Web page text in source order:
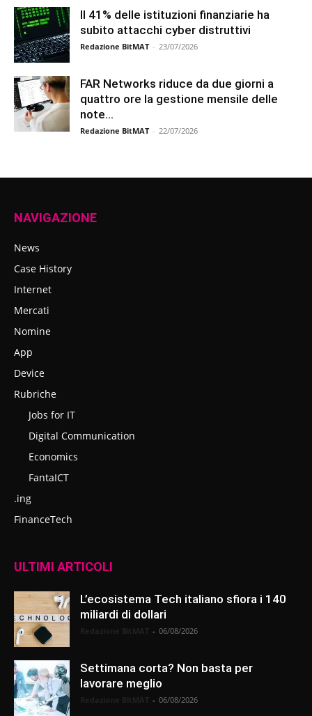
Il 41% delle istituzioni finanziarie ha
subito attacchi cyber distruttivi
Redazione BitMAT - 23/07/2026
FAR Networks riduce da due giorni a
quattro ore la gestione mensile delle
note...
Redazione BitMAT - 22/07/2026
NAVIGAZIONE
News
Case History
Internet
Mercati
Nomine
App
Device
Rubriche
Jobs for IT
Digital Communication
Economics
FantaICT
.ing
FinanceTech
ULTIMI ARTICOLI
L’ecosistema Tech italiano sfiora i 140
miliardi di dollari
- 06/08/2026
Settimana corta? Non basta per
lavorare meglio
- 06/08/2026